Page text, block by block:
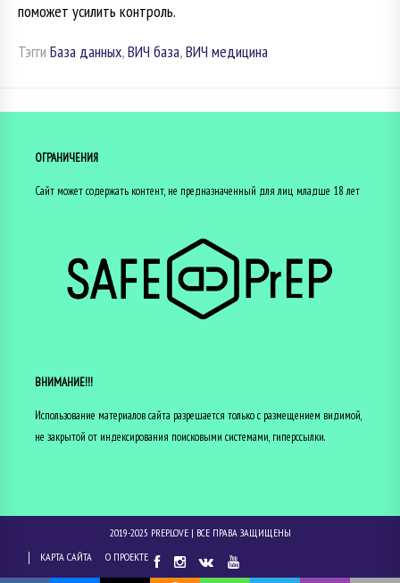
поможет усилить контроль.
Тэгги База данных,ВИЧ база,ВИЧ медицина
ОГРАНИЧЕНИЯ
Сайт может содержать контент, не предназначенный для лиц младше 18 лет
ВНИМАНИЕ!!!
Использование материалов сайта разрешается только с размещением видимой,
не закрытой от индексирования поисковыми системами, гиперссылки.
2019-2025 PREP.LOVE| ВСЕ ПРАВА ЗАЩИЩЕНЫ
КАРТА САЙТА
О ПРОЕКТЕ